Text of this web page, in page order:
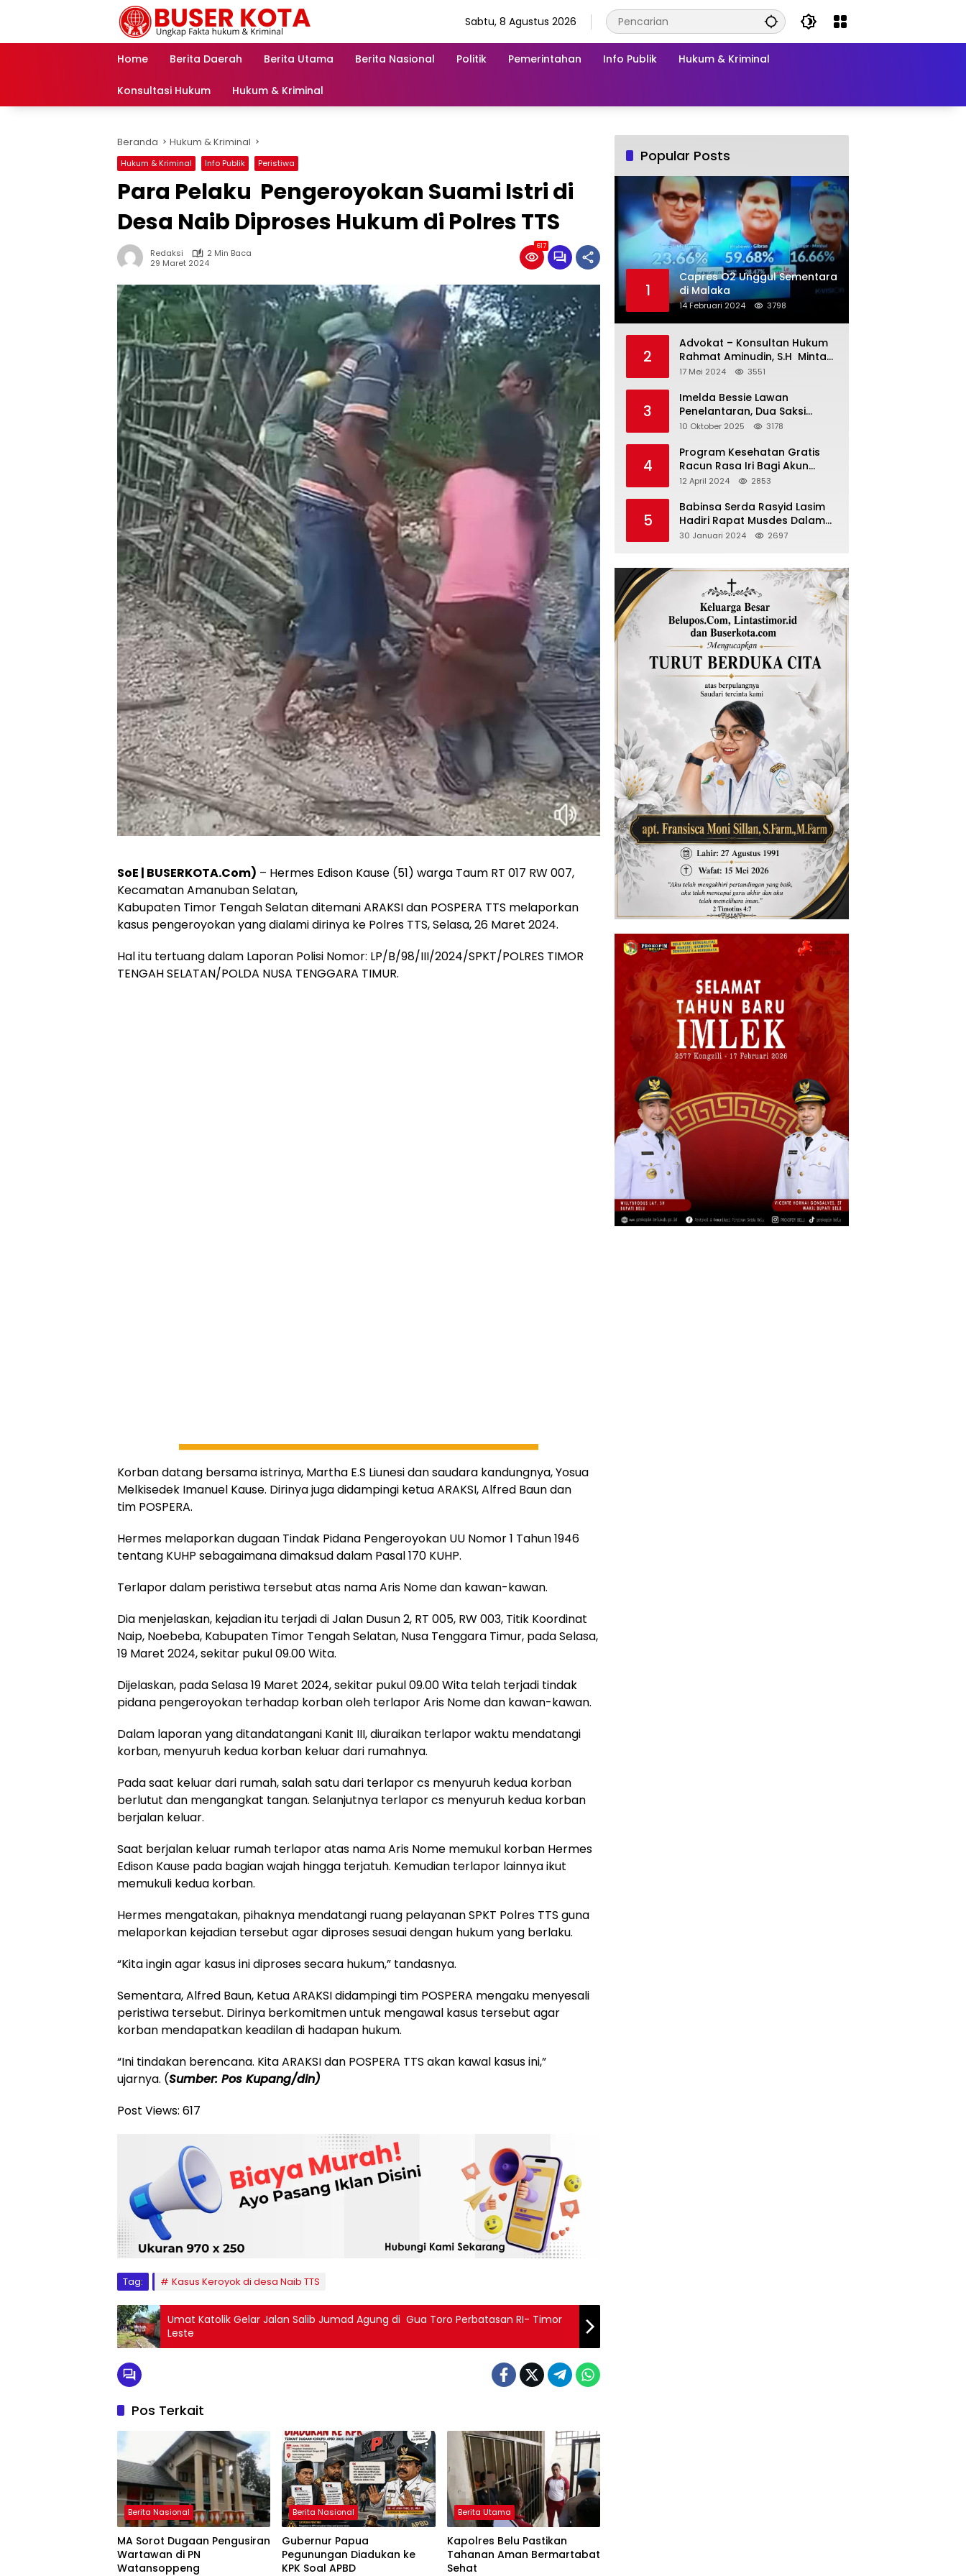
Sabtu, 8 Agustus 2026
Home Berita Daerah Berita Utama Berita Nasional Politik Pemerintahan Info Publik Hukum & Kriminal
Konsultasi Hukum Hukum & Kriminal
Beranda Hukum & Kriminal
Hukum & Kriminal Info Publik Peristiwa
Para Pelaku Pengeroyokan Suami Istri di
Desa Naib Diproses Hukum di Polres TTS
Redaksi
2 Min Baca
29 Maret 2024
617
SoE | BUSERKOTA.Com) – Hermes Edison Kause (51) warga Taum RT 017 RW 007,
Kecamatan Amanuban Selatan,
Kabupaten Timor Tengah Selatan ditemani ARAKSI dan POSPERA TTS melaporkan
kasus pengeroyokan yang dialami dirinya ke Polres TTS, Selasa, 26 Maret 2024.
Hal itu tertuang dalam Laporan Polisi Nomor: LP/B/98/III/2024/SPKT/POLRES TIMOR
TENGAH SELATAN/POLDA NUSA TENGGARA TIMUR.
Korban datang bersama istrinya, Martha E.S Liunesi dan saudara kandungnya, Yosua
Melkisedek Imanuel Kause. Dirinya juga didampingi ketua ARAKSI, Alfred Baun dan
tim POSPERA.
Hermes melaporkan dugaan Tindak Pidana Pengeroyokan UU Nomor 1 Tahun 1946
tentang KUHP sebagaimana dimaksud dalam Pasal 170 KUHP.
Terlapor dalam peristiwa tersebut atas nama Aris Nome dan kawan-kawan.
Dia menjelaskan, kejadian itu terjadi di Jalan Dusun 2, RT 005, RW 003, Titik Koordinat
Naip, Noebeba, Kabupaten Timor Tengah Selatan, Nusa Tenggara Timur, pada Selasa,
19 Maret 2024, sekitar pukul 09.00 Wita.
Dijelaskan, pada Selasa 19 Maret 2024, sekitar pukul 09.00 Wita telah terjadi tindak
pidana pengeroyokan terhadap korban oleh terlapor Aris Nome dan kawan-kawan.
Dalam laporan yang ditandatangani Kanit III, diuraikan terlapor waktu mendatangi
korban, menyuruh kedua korban keluar dari rumahnya.
Pada saat keluar dari rumah, salah satu dari terlapor cs menyuruh kedua korban
berlutut dan mengangkat tangan. Selanjutnya terlapor cs menyuruh kedua korban
berjalan keluar.
Saat berjalan keluar rumah terlapor atas nama Aris Nome memukul korban Hermes
Edison Kause pada bagian wajah hingga terjatuh. Kemudian terlapor lainnya ikut
memukuli kedua korban.
Hermes mengatakan, pihaknya mendatangi ruang pelayanan SPKT Polres TTS guna
melaporkan kejadian tersebut agar diproses sesuai dengan hukum yang berlaku.
“Kita ingin agar kasus ini diproses secara hukum,” tandasnya.
Sementara, Alfred Baun, Ketua ARAKSI didampingi tim POSPERA mengaku menyesali
peristiwa tersebut. Dirinya berkomitmen untuk mengawal kasus tersebut agar
korban mendapatkan keadilan di hadapan hukum.
“Ini tindakan berencana. Kita ARAKSI dan POSPERA TTS akan kawal kasus ini,”
ujarnya. (Sumber: Pos Kupang/din)
Post Views: 617
Tag: Kasus Keroyok di desa Naib TTS
Umat Katolik Gelar Jalan Salib Jumad Agung di Gua Toro Perbatasan RI- Timor
Leste
Pos Terkait
Berita Nasional
MA Sorot Dugaan Pengusiran
Wartawan di PN
Watansoppeng
Berita Nasional
Gubernur Papua
Pegunungan Diadukan ke
KPK Soal APBD
Berita Utama
Kapolres Belu Pastikan
Tahanan Aman Bermartabat
Sehat
Popular Posts
1
Capres O2 Unggul Sementara
di Malaka
14 Februari 2024 3798
2
Advokat – Konsultan Hukum
Rahmat Aminudin, S.H Minta
“Polisi Segara Tuntaskan
17 Mei 2024 3551
3
Imelda Bessie Lawan
Penelantaran, Dua Saksi
Diperiksa
10 Oktober 2025 3178
4
Program Kesehatan Gratis
Racun Rasa Iri Bagi Akun
Palsu Medsos
12 April 2024 2853
5
Babinsa Serda Rasyid Lasim
Hadiri Rapat Musdes Dalam
Pebahasan RAPBDES Bereliku
30 Januari 2024 2697